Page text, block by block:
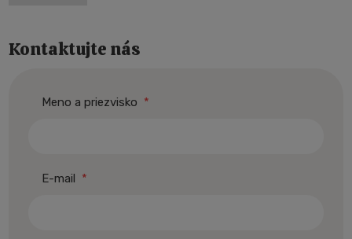
Kontaktujte nás
Meno a priezvisko *
E-mail *